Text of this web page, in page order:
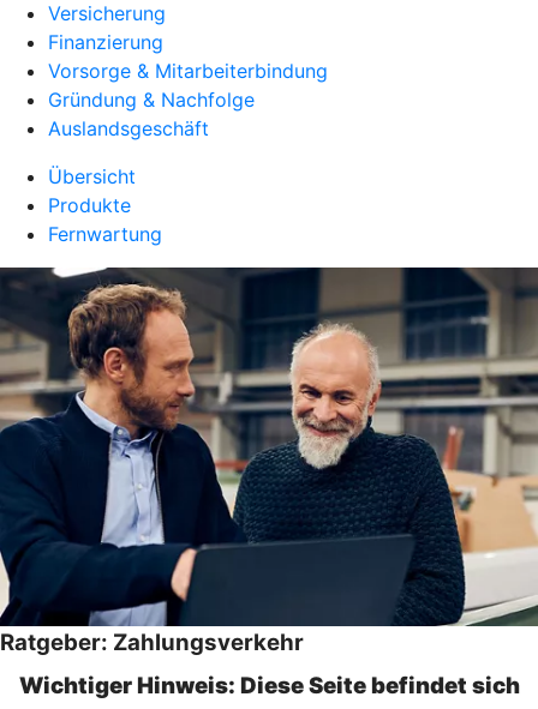
Versicherung
Finanzierung
Vorsorge & Mitarbeiterbindung
Gründung & Nachfolge
Auslandsgeschäft
Übersicht
Produkte
Fernwartung
Ratgeber: Zahlungsverkehr
Wichtiger Hinweis: Diese Seite befindet sich